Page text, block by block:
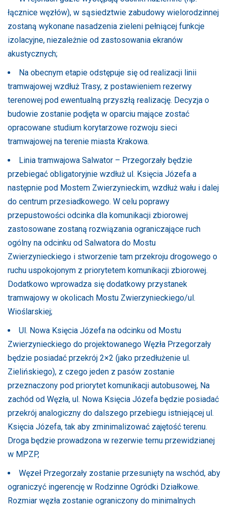
łącznice węzłów), w sąsiedztwie zabudowy wielorodzinnej
zostaną wykonane nasadzenia zieleni pełniącej funkcje
izolacyjne, niezależnie od zastosowania ekranów
akustycznych;
Na obecnym etapie odstępuje się od realizacji linii
tramwajowej wzdłuż Trasy, z postawieniem rezerwy
terenowej pod ewentualną przyszłą realizację. Decyzja o
budowie zostanie podjęta w oparciu mające zostać
opracowane studium korytarzowe rozwoju sieci
tramwajowej na terenie miasta Krakowa.
Linia tramwajowa Salwator – Przegorzały będzie
przebiegać obligatoryjnie wzdłuż ul. Księcia Józefa a
następnie pod Mostem Zwierzynieckim, wzdłuż wału i dalej
do centrum przesiadkowego. W celu poprawy
przepustowości odcinka dla komunikacji zbiorowej
zastosowane zostaną rozwiązania ograniczające ruch
ogólny na odcinku od Salwatora do Mostu
Zwierzynieckiego i stworzenie tam przekroju drogowego o
ruchu uspokojonym z priorytetem komunikacji zbiorowej.
Dodatkowo wprowadza się dodatkowy przystanek
tramwajowy w okolicach Mostu Zwierzynieckiego/ul.
Wioślarskiej;
Ul. Nowa Księcia Józefa na odcinku od Mostu
Zwierzynieckiego do projektowanego Węzła Przegorzały
będzie posiadać przekrój 2×2 (jako przedłużenie ul.
Zielińskiego), z czego jeden z pasów zostanie
przeznaczony pod priorytet komunikacji autobusowej, Na
zachód od Węzła, ul. Nowa Księcia Józefa będzie posiadać
przekrój analogiczny do dalszego przebiegu istniejącej ul.
Księcia Józefa, tak aby zminimalizować zajętość terenu.
Droga będzie prowadzona w rezerwie ternu przewidzianej
w MPZP,
Węzeł Przegorzały zostanie przesunięty na wschód, aby
ograniczyć ingerencję w Rodzinne Ogródki Działkowe.
Rozmiar węzła zostanie ograniczony do minimalnych